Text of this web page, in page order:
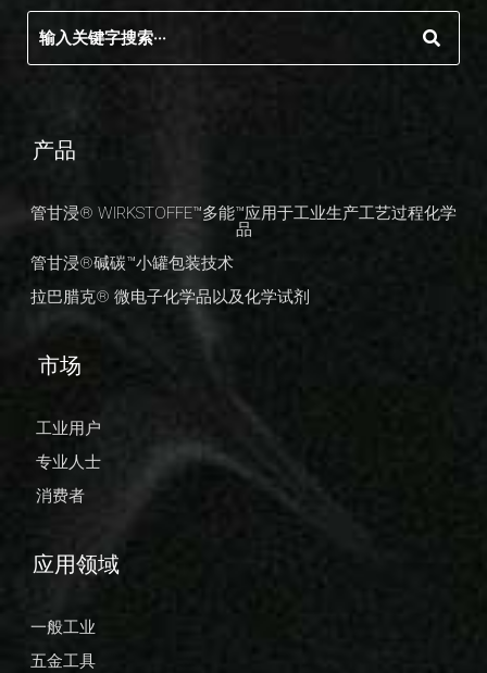
产品
管甘浸® WIRKSTOFFE™多能™应用于工业生产工艺过程化学
品
管甘浸®碱碳™小罐包装技术
拉巴腊克® 微电子化学品以及化学试剂
市场
工业用户
专业人士
消费者
应用领域
一般工业
五金工具